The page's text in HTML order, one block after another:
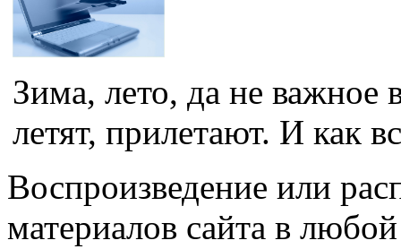
Зима, лето, да не важное
летят, прилетают. И как
Воспроизведение или
материалов сайта в